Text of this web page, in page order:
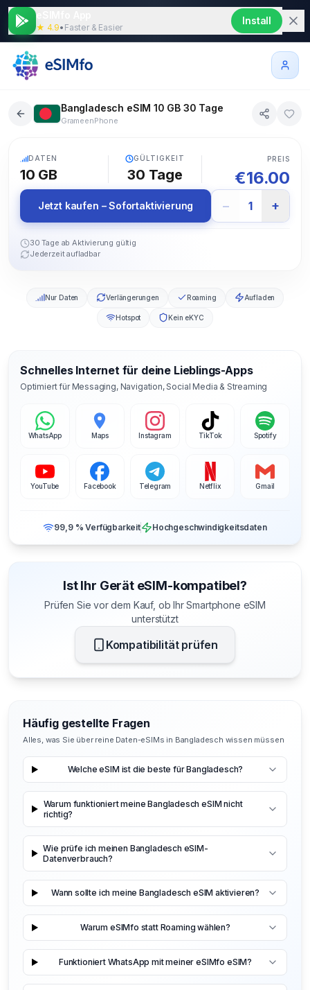
★ 4.9• Faster & Easier
Install
Bangladesch eSIM 10 GB 30 Tage
GrameenPhone
DATEN
10 GB
GÜLTIGKEIT
30 Tage
PREIS
€16.00
Jetzt kaufen – Sofortaktivierung − 1 +
30 Tage ab Aktivierung gültig
Jederzeit aufladbar
Nur Daten Verlängerungen Roaming Aufladen
Hotspot Kein eKYC
Schnelles Internet für deine Lieblings-Apps
Optimiert für Messaging, Navigation, Social Media & Streaming
WhatsApp Maps Instagram TikTok Spotify
YouTube Facebook Telegram Netflix Gmail
99,9 % Verfügbarkeit Hochgeschwindigkeitsdaten
Ist Ihr Gerät eSIM-kompatibel?
Prüfen Sie vor dem Kauf, ob Ihr Smartphone eSIM
unterstützt
Kompatibilität prüfen
Häufig gestellte Fragen
Alles, was Sie über reine Daten-eSIMs in Bangladesch wissen müssen
Welche eSIM ist die beste für Bangladesch?
Warum funktioniert meine Bangladesch eSIM nicht
richtig?
Wie prüfe ich meinen Bangladesch eSIM-
Datenverbrauch?
Wann sollte ich meine Bangladesch eSIM aktivieren?
Warum eSIMfo statt Roaming wählen?
Funktioniert WhatsApp mit meiner eSIMfo eSIM?